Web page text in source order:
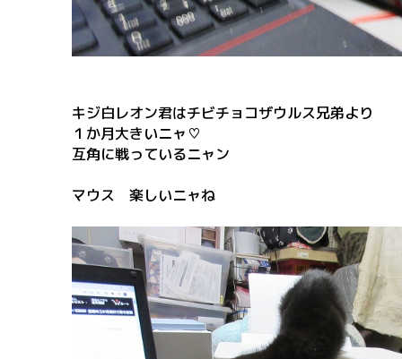
キジ白レオン君はチビチョコザウルス兄弟より
１か月大きいニャ♡
互角に戦っているニャン
マウス 楽しいニャね